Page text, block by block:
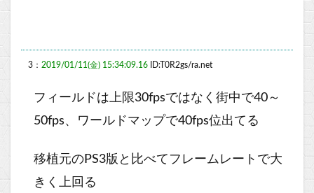
3： 2019/01/11(金) 15:34:09.16 ID:T0R2gs/ra.net
フィールドは上限30fpsではなく街中で40～
50fps、ワールドマップで40fps位出てる
移植元のPS3版と比べてフレームレートで大
きく上回る